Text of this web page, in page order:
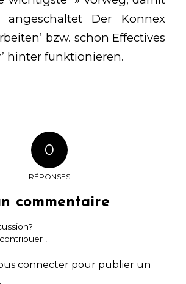
angeschaltet Der Konnex
bzw. schon Effectives
hinter funktionieren.
0
RÉPONSES
commentaire
!
connecterpour publier un